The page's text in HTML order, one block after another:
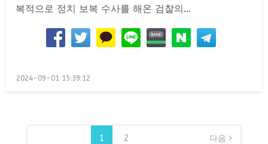
복적으로 정치 보복 수사를 해온 검찰의…
Posted
2024-09-01 15:39:12
글
1 2 다음